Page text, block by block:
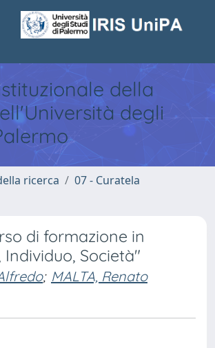
della
degli
ricerca
07 - Curatela
di formazione in
Individuo, Società"
; MALTA, Renato